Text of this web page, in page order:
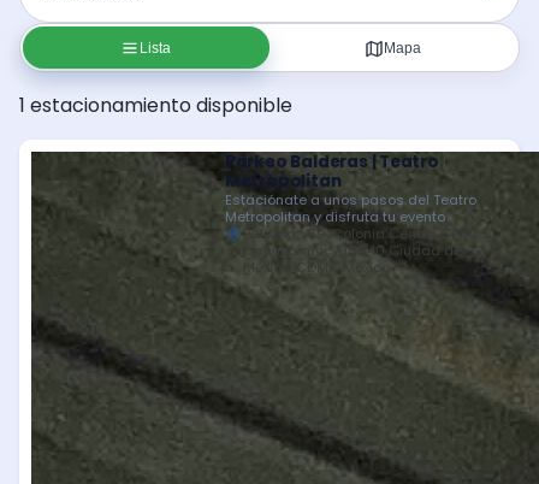
Lista Mapa
1 estacionamiento disponible
Parkeo Balderas | Teatro
Metropolitan
Estaciónate a unos pasos del Teatro
Metropolitan y disfruta tu evento
Balderas 39, Colonia Centro, Centro,
Cuauhtémoc, 06040 Ciudad de
México, CDMX, México